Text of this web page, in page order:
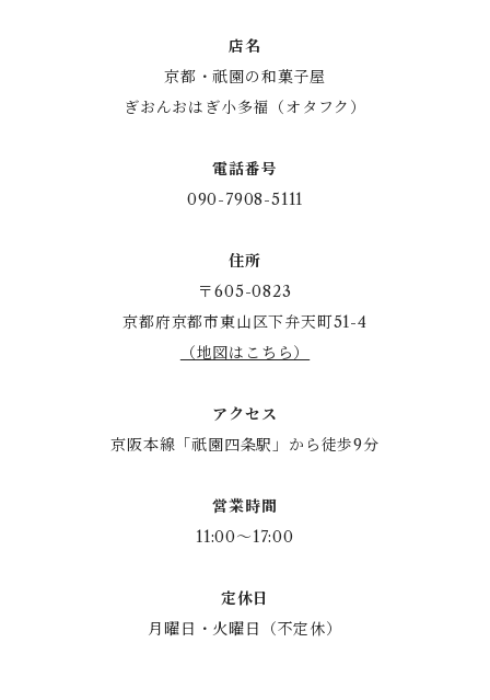
店名
京都・祇園の和菓子屋
ぎおんおはぎ小多福（オタフク）
電話番号
090-7908-5111
住所
〒605-0823
京都府京都市東山区下弁天町51-4
（地図はこちら）
アクセス
京阪本線「祇園四条駅」から徒歩9分
営業時間
11:00～17:00
定休日
月曜日・火曜日（不定休）